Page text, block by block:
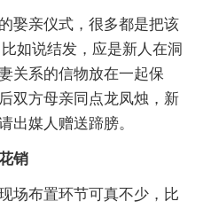
亲仪式，很多都是把该
如说结发，应是新人在洞
关系的信物放在一起保
双方母亲同点龙凤烛，新
出媒人赠送蹄膀。
销
布置环节可真不少，比